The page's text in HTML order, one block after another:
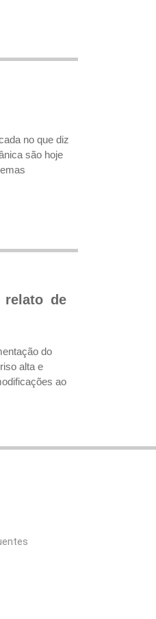
no que diz
são hoje
relato de
do
alta e
ao